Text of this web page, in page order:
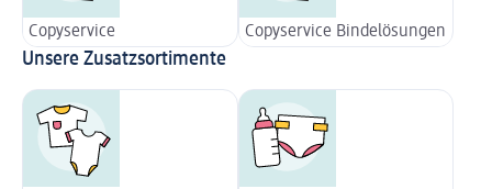
Copyservice Copyservice Bindelösungen
Unsere Zusatzsortimente